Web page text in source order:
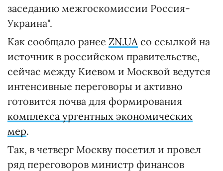
заседанию межгоскомиссии Россия-
Украина".
Как сообщало ранее ZN.UA со ссылкой на
источник в российском правительстве,
сейчас между Киевом и Москвой ведутся
интенсивные переговоры и активно
готовится почва для формирования
комплекса ургентных экономических
мер.
Так, в четверг Москву посетил и провел
ряд переговоров министр финансов